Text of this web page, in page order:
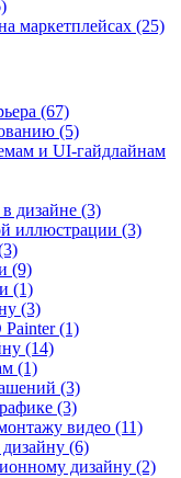
маркетплейсах (25)
(67)
(5)
и UI-гайдлайнам
дизайне (3)
иллюстрации (3)
(9)
(1)
(3)
Painter (1)
(14)
(1)
(3)
(3)
видео (11)
(6)
дизайну (2)